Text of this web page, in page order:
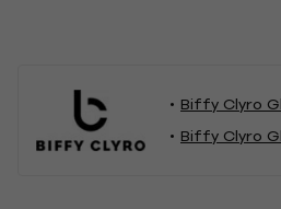
Biffy Clyro
Biffy Clyro